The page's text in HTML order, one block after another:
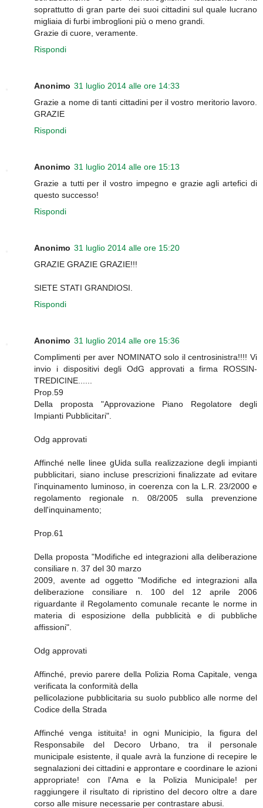
soprattutto di gran parte dei suoi cittadini sul quale lucrano
migliaia di furbi imbroglioni più o meno grandi.
Grazie di cuore, veramente.
Rispondi
Anonimo 31 luglio 2014 alle ore 14:33
Grazie a nome di tanti cittadini per il vostro meritorio lavoro.
GRAZIE
Rispondi
Anonimo 31 luglio 2014 alle ore 15:13
Grazie a tutti per il vostro impegno e grazie agli artefici di
questo successo!
Rispondi
Anonimo 31 luglio 2014 alle ore 15:20
GRAZIE GRAZIE GRAZIE!!!
SIETE STATI GRANDIOSI.
Rispondi
Anonimo 31 luglio 2014 alle ore 15:36
Complimenti per aver NOMINATO solo il centrosinistra!!!! Vi
invio i dispositivi degli OdG approvati a firma ROSSIN-
TREDICINE......
Prop.59
Della proposta "Approvazione Piano Regolatore degli
Impianti Pubblicitari".
Odg approvati
Affinché nelle linee gUida sulla realizzazione degli impianti
pubblicitari, siano incluse prescrizioni finalizzate ad evitare
l'inquinamento luminoso, in coerenza con la L.R. 23/2000 e
regolamento regionale n. 08/2005 sulla prevenzione
dell'inquinamento;
Prop.61
Della proposta "Modifiche ed integrazioni alla deliberazione
consiliare n. 37 del 30 marzo
2009, avente ad oggetto "Modifiche ed integrazioni alla
deliberazione consiliare n. 100 del 12 aprile 2006
riguardante il Regolamento comunale recante le norme in
materia di esposizione della pubblicità e di pubbliche
affissioni".
Odg approvati
Affinché, previo parere della Polizia Roma Capitale, venga
verificata la conformità della
pellicolazione pubblicitaria su suolo pubblico alle norme del
Codice della Strada
Affinché venga istituita! in ogni Municipio, la figura del
Responsabile del Decoro Urbano, tra il personale
municipale esistente, il quale avrà la funzione di recepire le
segnalazioni dei cittadini e approntare e coordinare le azioni
appropriate! con l'Ama e la Polizia Municipale! per
raggiungere il risultato di ripristino del decoro oltre a dare
corso alle misure necessarie per contrastare abusi.